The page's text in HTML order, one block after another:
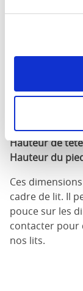
pour ce lit
: La
Longueur: La
Hauteur de tête
Hauteur du
Ces
cadre de lit. Il
pouce sur les
contacter pour
nos lits.